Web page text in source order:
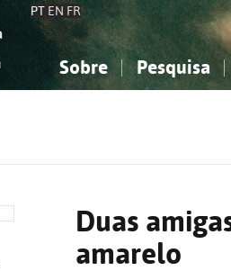
PT EN FR
Sobre Pesquisa
Duas
amarelo